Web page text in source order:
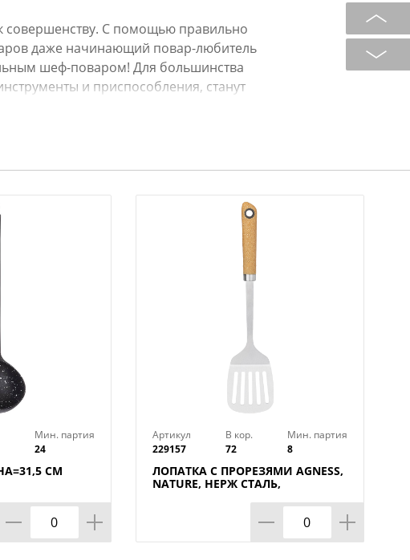
совершенству. С помощью правильно
даже начинающий повар-любитель
шеф-поваром! Для большинства
и приспособления, станут
Стильная лопатка обладает
в использовании, не
Мин. партия
24
СМ
Артикул
229157
В кор.
72
Мин. партия
8
ЛОПАТКА С ПРОРЕЗЯМИ AGNESS,
NATURE, НЕРЖ СТАЛЬ,